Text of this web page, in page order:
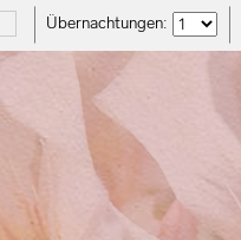
Übernachtungen: